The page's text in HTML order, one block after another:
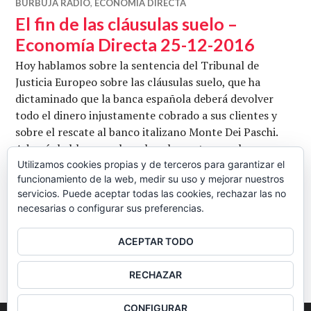
BURBUJA RADIO, ECONOMÍA DIRECTA
El fin de las cláusulas suelo –
Economía Directa 25-12-2016
Hoy hablamos sobre la sentencia del Tribunal de
Justicia Europeo sobre las cláusulas suelo, que ha
dictaminado que la banca española deberá devolver
todo el dinero injustamente cobrado a sus clientes y
sobre el rescate al banco italizano Monte Dei Paschi.
Además hablamos sobre el reglamento para la
circulación de coches autónomos que va publicar la
DGT en España y sobre la aplicación de la …
Seguir leyendoEl fin de las cláusulas suelo –
BARRA
LATERAL
Utilizamos cookies propias y de terceros para garantizar el
funcionamiento de la web, medir su uso y mejorar nuestros
servicios. Puede aceptar todas las cookies, rechazar las no
necesarias o configurar sus preferencias.
ACEPTAR TODO
RECHAZAR
CONFIGURAR